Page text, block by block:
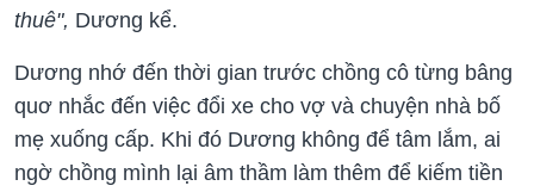
thuê", Dương kể.
Dương nhớ đến thời gian trước chồng cô từng bâng
quơ nhắc đến việc đổi xe cho vợ và chuyện nhà bố
mẹ xuống cấp. Khi đó Dương không để tâm lắm, ai
ngờ chồng mình lại âm thầm làm thêm để kiếm tiền